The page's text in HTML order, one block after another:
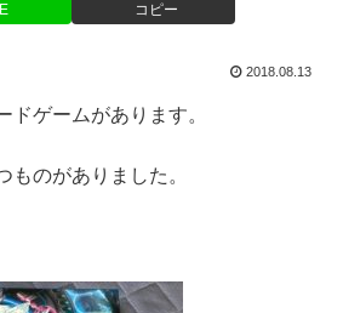
コピー
2018.08.13
ドゲームがあります。
ものがありました。